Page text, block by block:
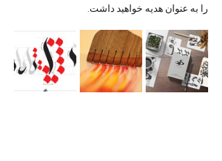
را به عنوان هدیه خواهید داشت.